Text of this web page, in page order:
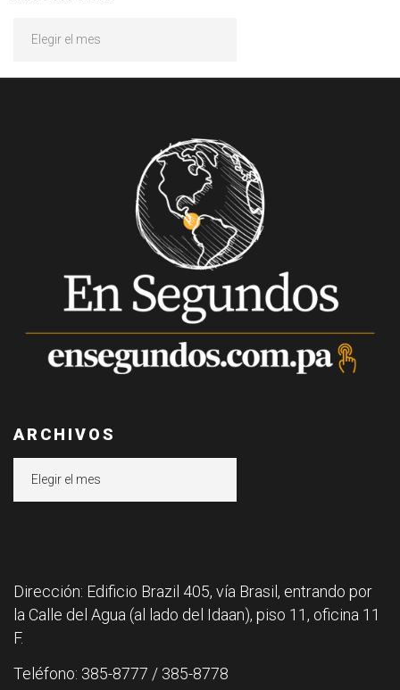
ARCHIVOS
Dirección: Edificio Brazil 405, vía Brasil, entrando por
la Calle del Agua (al lado del Idaan), piso 11, oficina 11
F.
Teléfono: 385-8777 / 385-8778